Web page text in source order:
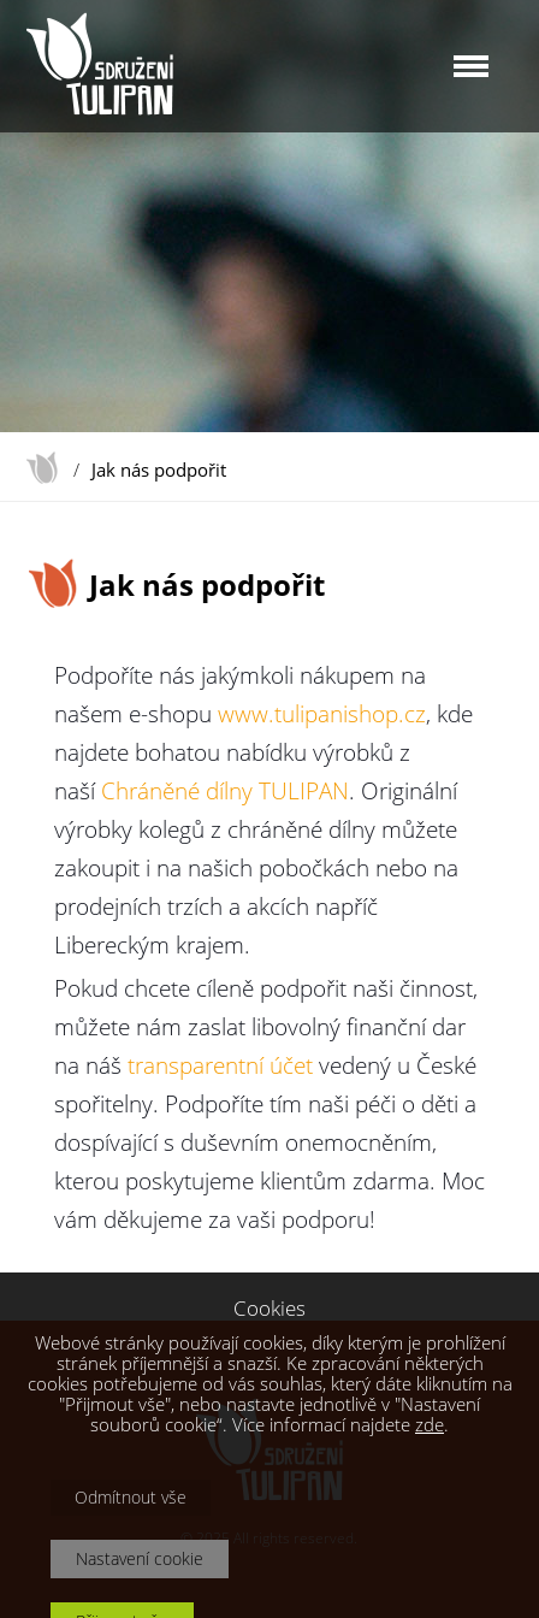
/ Jak nás podpořit
Jak nás podpořit
Podpoříte nás jakýmkoli nákupem na
našem e-shopu www.tulipanishop.cz, kde
najdete bohatou nabídku výrobků z
našíChráněné dílny TULIPAN. Originální
výrobky kolegů z chráněné dílny můžete
zakoupit i na našich pobočkách nebo na
prodejních trzích a akcích napříč
Libereckým krajem.
Pokud chcete cíleně podpořit naši činnost,
můžete nám zaslat libovolný finanční dar
na náš transparentní účetvedený u České
spořitelny. Podpoříte tím naši péči o děti a
dospívající s duševním onemocněním,
kterou poskytujeme klientům zdarma. Moc
vám děkujeme za vaši podporu!
© 2025 All rights reserved.
Cookies
Webové stránky používají cookies, díky kterým je prohlížení
stránek příjemnější a snazší. Ke zpracování některých
cookies potřebujeme od vás souhlas, který dáte kliknutím na
"Přijmout vše", nebo nastavte jednotlivě v "Nastavení
souborů cookie“. Více informací najdete zde.
Odmítnout vše
Nastavení cookie